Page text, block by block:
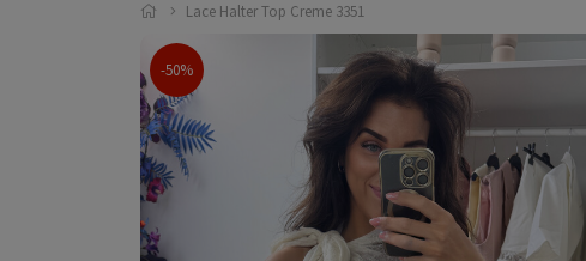
Lace Halter Top Creme 3351
-50%